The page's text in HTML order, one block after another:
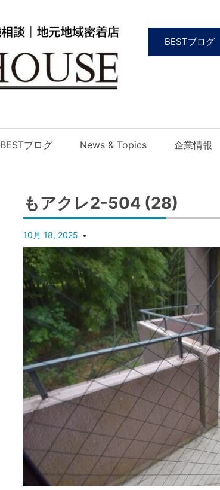
BESTブログ
BESTブログ News & Topics 企業情報
もアクレ2-504 (28)
10月 18, 2025